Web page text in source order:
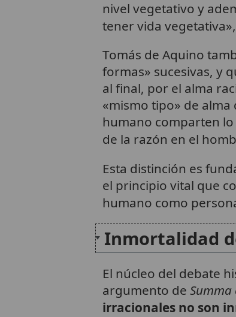
nivel vegetativo y
tener vida
Tomás de Aquino
formas» sucesivas, y
al final, por el alma
«mismo tipo» de alma
humano comparten
de la razón en el
Esta distinción es
el principio vital que
humano como
Inmortalidad
El núcleo del debate
argumento de Summa
irracionales no son